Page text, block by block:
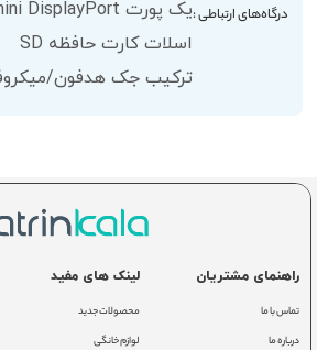
درگاه‌های ارتباطی :یک پورت mini DisplayPort
اسلات کارت حافظه SD
ترکیب جک هدفون/
راهنمای مشتریان
تماس با ما
درباره ما
لینک های مفید
محصولات جدید
لوازم خانگی